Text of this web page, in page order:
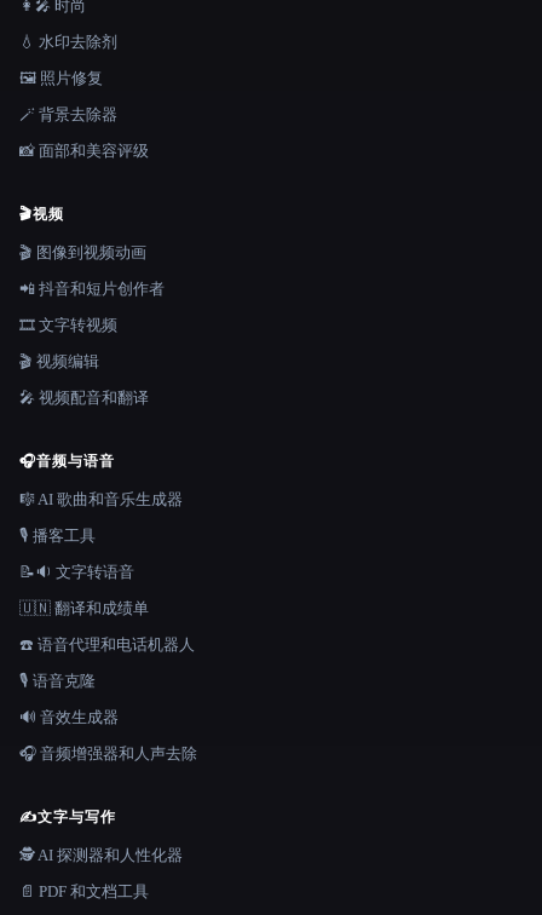
👩‍🎤 时尚
💧 水印去除剂
🖼️ 照片修复
🪄 背景去除器
📸 面部和美容评级
🎬视频
🎬 图像到视频动画
📲 抖音和短片创作者
🎞️ 文字转视频
🎬 视频编辑
🎤 视频配音和翻译
🎧音频与语音
🎼 AI 歌曲和音乐生成器
🎙️ 播客工具
📝🔉 文字转语音
🇺🇳 翻译和成绩单
☎️ 语音代理和电话机器人
🎙️ 语音克隆
🔊 音效生成器
🎧 音频增强器和人声去除
✍️文字与写作
🕵️ AI 探测器和人性化器
📄 PDF 和文档工具